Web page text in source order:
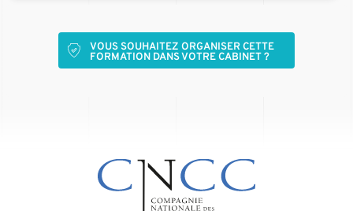
VOUS SOUHAITEZ ORGANISER CETTE
FORMATION DANS VOTRE CABINET ?